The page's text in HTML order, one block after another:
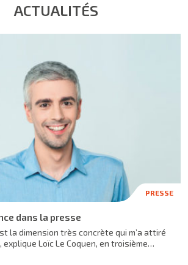
ACTUALITÉS
PRESSE
dans la presse
la dimension très concrète qui m’a attiré
explique Loïc Le Coquen, en troisième…